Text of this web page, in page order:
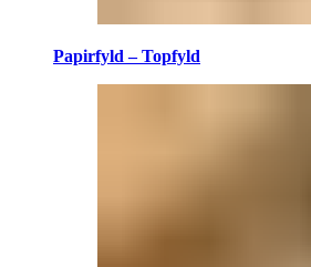
Papirfyld – Topfyld